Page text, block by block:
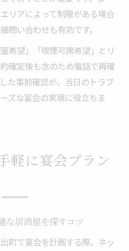
リアによって制限がある場合
問い合わせも有効です。
希望」「喫煙可席希望」とリ
確定後も念のため電話で再確
た事前確認が、当日のトラブ
ズな宴会の実現に役立ちま
軽に宴会プラン
な居酒屋を探すコツ
町で宴会を計画する際、ネッ